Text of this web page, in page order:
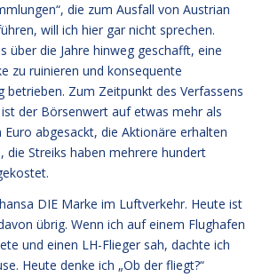
die zum Ausfall von Austrian
will ich hier gar nicht sprechen.
über die Jahre hinweg geschafft, eine
zu ruinieren und konsequente
betrieben. Zum Zeitpunkt des Verfassens
der Börsenwert auf etwas mehr als
Euro abgesackt, die Aktionäre erhalten
die Streiks haben mehrere hundert
DIE Marke im Luftverkehr. Heute ist
übrig. Wenn ich auf einem Flughafen
und einen LH-Flieger sah, dachte ich
Heute denke ich „Ob der fliegt?“